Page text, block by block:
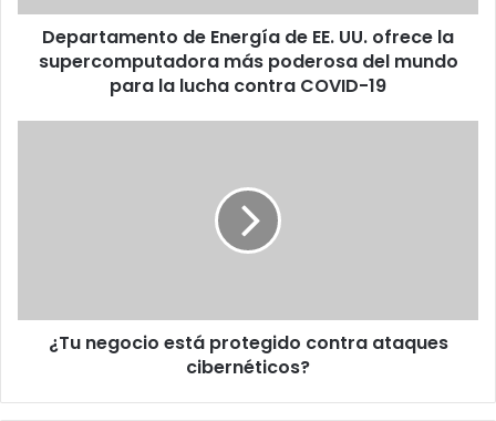
supercomputadora
más
poderosa
Departamento de Energía de EE. UU. ofrece la
supercomputadora más poderosa del mundo
para la lucha contra COVID-19
¿Tu negocio está protegido contra ataques
cibernéticos?